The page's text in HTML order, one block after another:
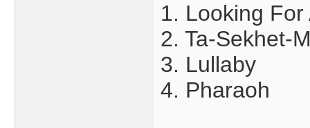
1. Looking For
2. Ta-Sekhet-
3. Lullaby
4. Pharaoh